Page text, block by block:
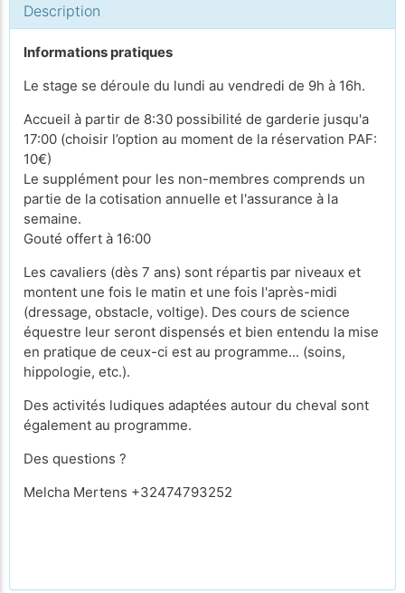
Description
Informations pratiques
Le stage se déroule du lundi au vendredi de 9h à 16h.
Accueil à partir de 8:30 possibilité de garderie jusqu'a
17:00 (choisir l’option au moment de la réservation PAF:
10€)
Le supplément pour les non-membres comprends un
partie de la cotisation annuelle et l'assurance à la
semaine.
Gouté offert à 16:00
Les cavaliers (dès 7 ans) sont répartis par niveaux et
montent une fois le matin et une fois l'après-midi
(dressage, obstacle, voltige). Des cours de science
équestre leur seront dispensés et bien entendu la mise
en pratique de ceux-ci est au programme... (soins,
hippologie, etc.).
Des activités ludiques adaptées autour du cheval sont
également au programme.
Des questions ?
Melcha Mertens +32474793252